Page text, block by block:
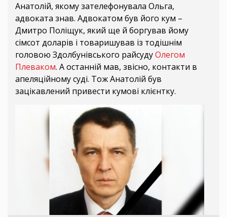
Анатолій, якому зателефонувала Ольга,
адвоката знав. Адвокатом був його кум –
Дмитро Поліщук, який ще й боргував йому
сімсот доларів і товаришував із тодішнім
головою Здолбунівського райсудуОлегом
Плеваком. А останній мав, звісно, контакти в
апеляційному суді. Тож Анатолій був
зацікавлений привести кумові клієнтку.